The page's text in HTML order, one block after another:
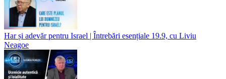
Har și adevăr pentru Israel | Întrebări esențiale 19.9, cu Liviu
Neagoe